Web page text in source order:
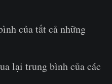
của tất cả những
lại trung bình của các